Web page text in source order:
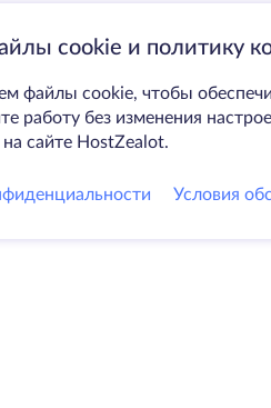
cookie и политику
файлы cookie, чтобы
работу без изменения
сайте HostZealot.
Условия